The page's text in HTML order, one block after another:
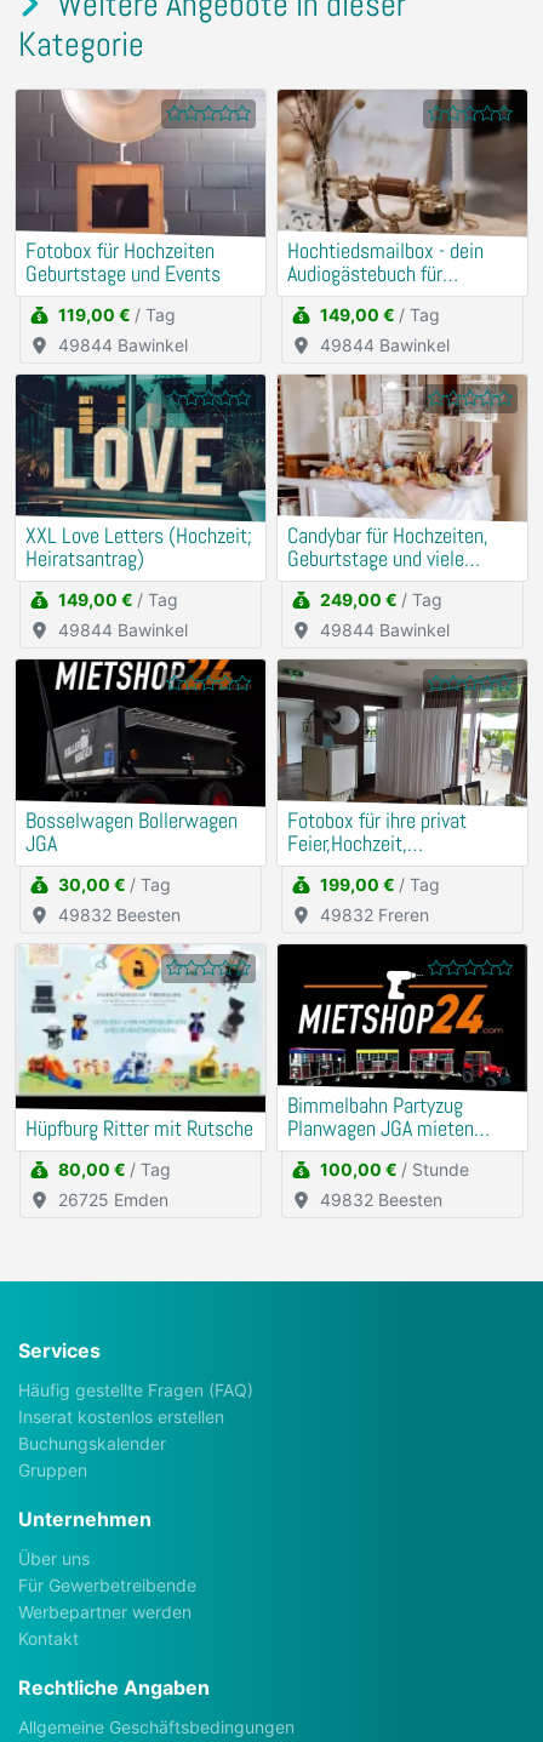
Kategorie
Fotobox für Hochzeiten
Geburtstage und Events
119,00 € / Tag
49844 Bawinkel
Hochtiedsmailbox - dein
Audiogästebuch für
Hochzeiten, Geburtstage
und Events
149,00 € / Tag
49844 Bawinkel
XXL Love Letters (Hochzeit;
Heiratsantrag)
149,00 € / Tag
49844 Bawinkel
Candybar für Hochzeiten,
Geburtstage und viele
weitere Events
249,00 € / Tag
49844 Bawinkel
Bosselwagen Bollerwagen
JGA
30,00 € / Tag
49832 Beesten
Fotobox für ihre privat
Feier,Hochzeit,
Firmenevents
199,00 € / Tag
49832 Freren
Hüpfburg Ritter mit Rutsche
80,00 € / Tag
26725 Emden
Bimmelbahn Partyzug
Planwagen JGA mieten
leihen
100,00 € / Stunde
49832 Beesten
Services
Häufig gestellte Fragen (FAQ)
Inserat kostenlos erstellen
Buchungskalender
Gruppen
Unternehmen
Über uns
Für Gewerbetreibende
Werbepartner werden
Kontakt
Rechtliche Angaben
Allgemeine Geschäftsbedingungen